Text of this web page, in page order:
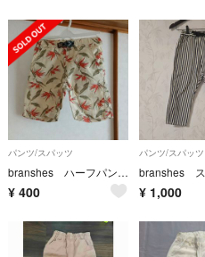
パンツ/スパッツ
branshes ハーフパンツ 120
¥ 400
パンツ/スパッツ
¥ 1,000